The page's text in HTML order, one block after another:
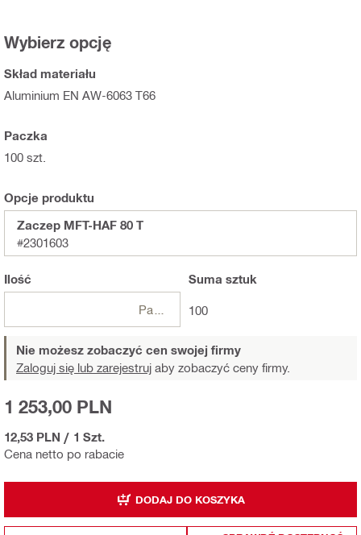
Wybierz opcję
Skład materiału
Aluminium EN AW-6063 T66
Paczka
100 szt.
Opcje produktu
Zaczep MFT-HAF 80 T
#2301603
Ilość Suma sztuk
100
Nie możesz zobaczyć cen swojej firmy
Zaloguj się lub zarejestruj aby zobaczyć ceny firmy.
Cena netto po rabacie
1 253,00 PLN
12,53 PLN / 1 Szt.
DODAJ DO KOSZYKA